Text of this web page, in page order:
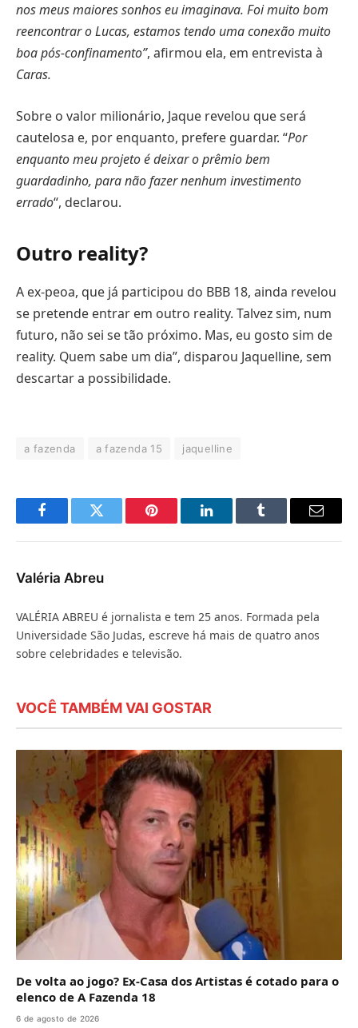
nos meus maiores sonhos eu imaginava. Foi muito bom
reencontrar o Lucas, estamos tendo uma conexão muito
boa pós-confinamento”, afirmou ela, em entrevista à
Caras.
Sobre o valor milionário, Jaque revelou que será
cautelosa e, por enquanto, prefere guardar. “Por
enquanto meu projeto é deixar o prêmio bem
guardadinho, para não fazer nenhum investimento
errado“, declarou.
Outro reality?
A ex-peoa, que já participou do BBB 18, ainda revelou
se pretende entrar em outro reality. Talvez sim, num
futuro, não sei se tão próximo. Mas, eu gosto sim de
reality. Quem sabe um dia”, disparou Jaquelline, sem
descartar a possibilidade.
a fazenda a fazenda 15 jaquelline
FacebookTwitter Pinterest LinkedInTumblr
E-
Valéria Abreu
VALÉRIA ABREU é jornalista e tem 25 anos. Formada pela
Universidade São Judas, escreve há mais de quatro anos
sobre celebridades e televisão.
VOCÊ TAMBÉM VAI GOSTAR
De volta ao jogo? Ex-Casa dos Artistas é cotado para o
elenco de A Fazenda 18
6 de agosto de 2026